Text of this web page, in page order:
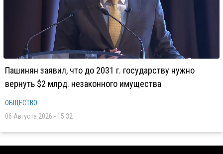
Пашинян заявил, что до 2031 г. государству нужно
вернуть $2 млрд. незаконного имущества
ОБЩЕСТВО
06 Августа 2026 - 15:32